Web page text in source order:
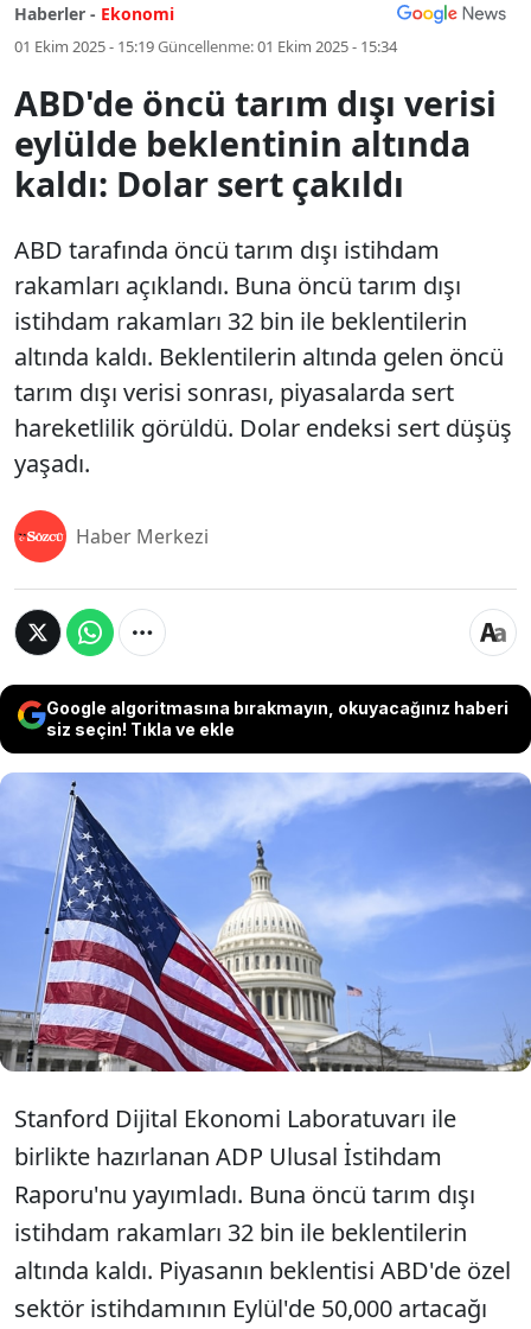
Haberler - Ekonomi
01 Ekim 2025 - 15:19Güncellenme:01 Ekim 2025 - 15:34
ABD'de öncü tarım dışı verisi
eylülde beklentinin altında
kaldı: Dolar sert çakıldı
ABD tarafında öncü tarım dışı istihdam
rakamları açıklandı. Buna öncü tarım dışı
istihdam rakamları 32 bin ile beklentilerin
altında kaldı. Beklentilerin altında gelen öncü
tarım dışı verisi sonrası, piyasalarda sert
hareketlilik görüldü. Dolar endeksi sert düşüş
yaşadı.
Haber Merkezi
Google algoritmasına bırakmayın, okuyacağınız haberi
siz seçin! Tıkla ve ekle
ABD tarafında öncü tarım dışı istihdam
rakamları açıklandı. Buna öncü tarım dışı
istihdam rakamları 32 bin ile beklentilerin
altında kaldı. Beklentilerin altında gelen öncü
tarım dışı verisi sonrası, piyasalarda sert
hareketlilik görüldü. Dolar endeksi sert düşüş
yaşadı.
Stanford Dijital Ekonomi Laboratuvarı ile
birlikte hazırlanan ADP Ulusal İstihdam
Raporu'nu yayımladı. Buna öncü tarım dışı
istihdam rakamları 32 bin ile beklentilerin
altında kaldı. Piyasanın beklentisi ABD'de özel
sektör istihdamının Eylül'de 50,000 artacağı